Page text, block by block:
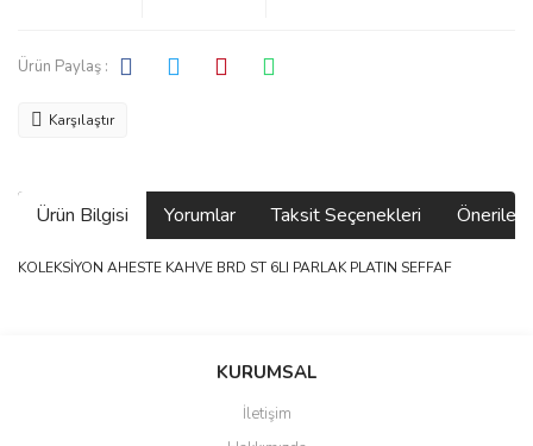
Ürün Paylaş :
Karşılaştır
Ürün Bilgisi Yorumlar Taksit Seçenekleri
KOLEKSİYON AHESTE KAHVE BRD ST 6LI PARLAK PLATIN SEFFAF
Bu ürüne ilk yorumu siz yapın!
KURUMSAL
İletişim